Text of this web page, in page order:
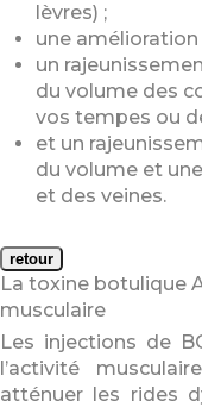
lèvres) ;
une
un
du volume des
vos tempes ou
et un
du volume et
et des veines.
retour
La toxine botulique
musculaire
Les injections de
l’activité
atténuer les rides